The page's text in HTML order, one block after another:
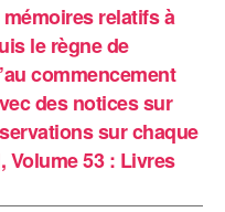
relatifs à
le règne de
commencement
des notices sur
sur chaque
Volume 53 : Livres